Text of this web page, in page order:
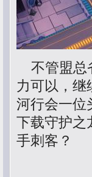
不管盟总
力可以，继
河行会一位
下载守护之
手刺客？